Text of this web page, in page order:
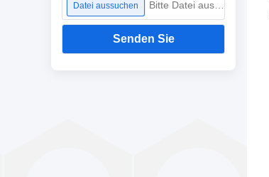
Datei aussuchen
Senden Sie